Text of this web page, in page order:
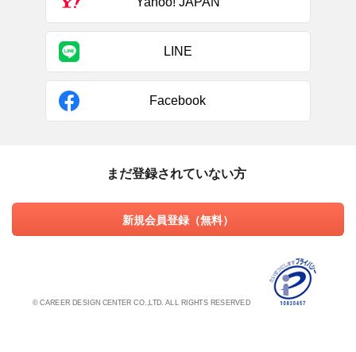
LINE
Facebook
まだ登録されていない方
新規会員登録（無料）
© CAREER DESIGN CENTER CO.,LTD. ALL RIGHTS RESERVED